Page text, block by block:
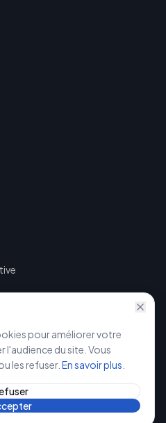
Tous droits réservés.
confidentialité
pour améliorer votre
l'audience du site. Vous
les refuser. En savoir plus